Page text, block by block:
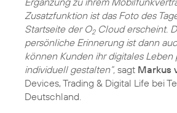
Zusatzfunktion ist das Foto des
Startseite der O2Cloud erscheint.
persönliche Erinnerung ist dann
können Kunden ihr digitales Leben
individuell gestalten“, sagt Markus
Devices, Trading & Digital Life bei
Deutschland.